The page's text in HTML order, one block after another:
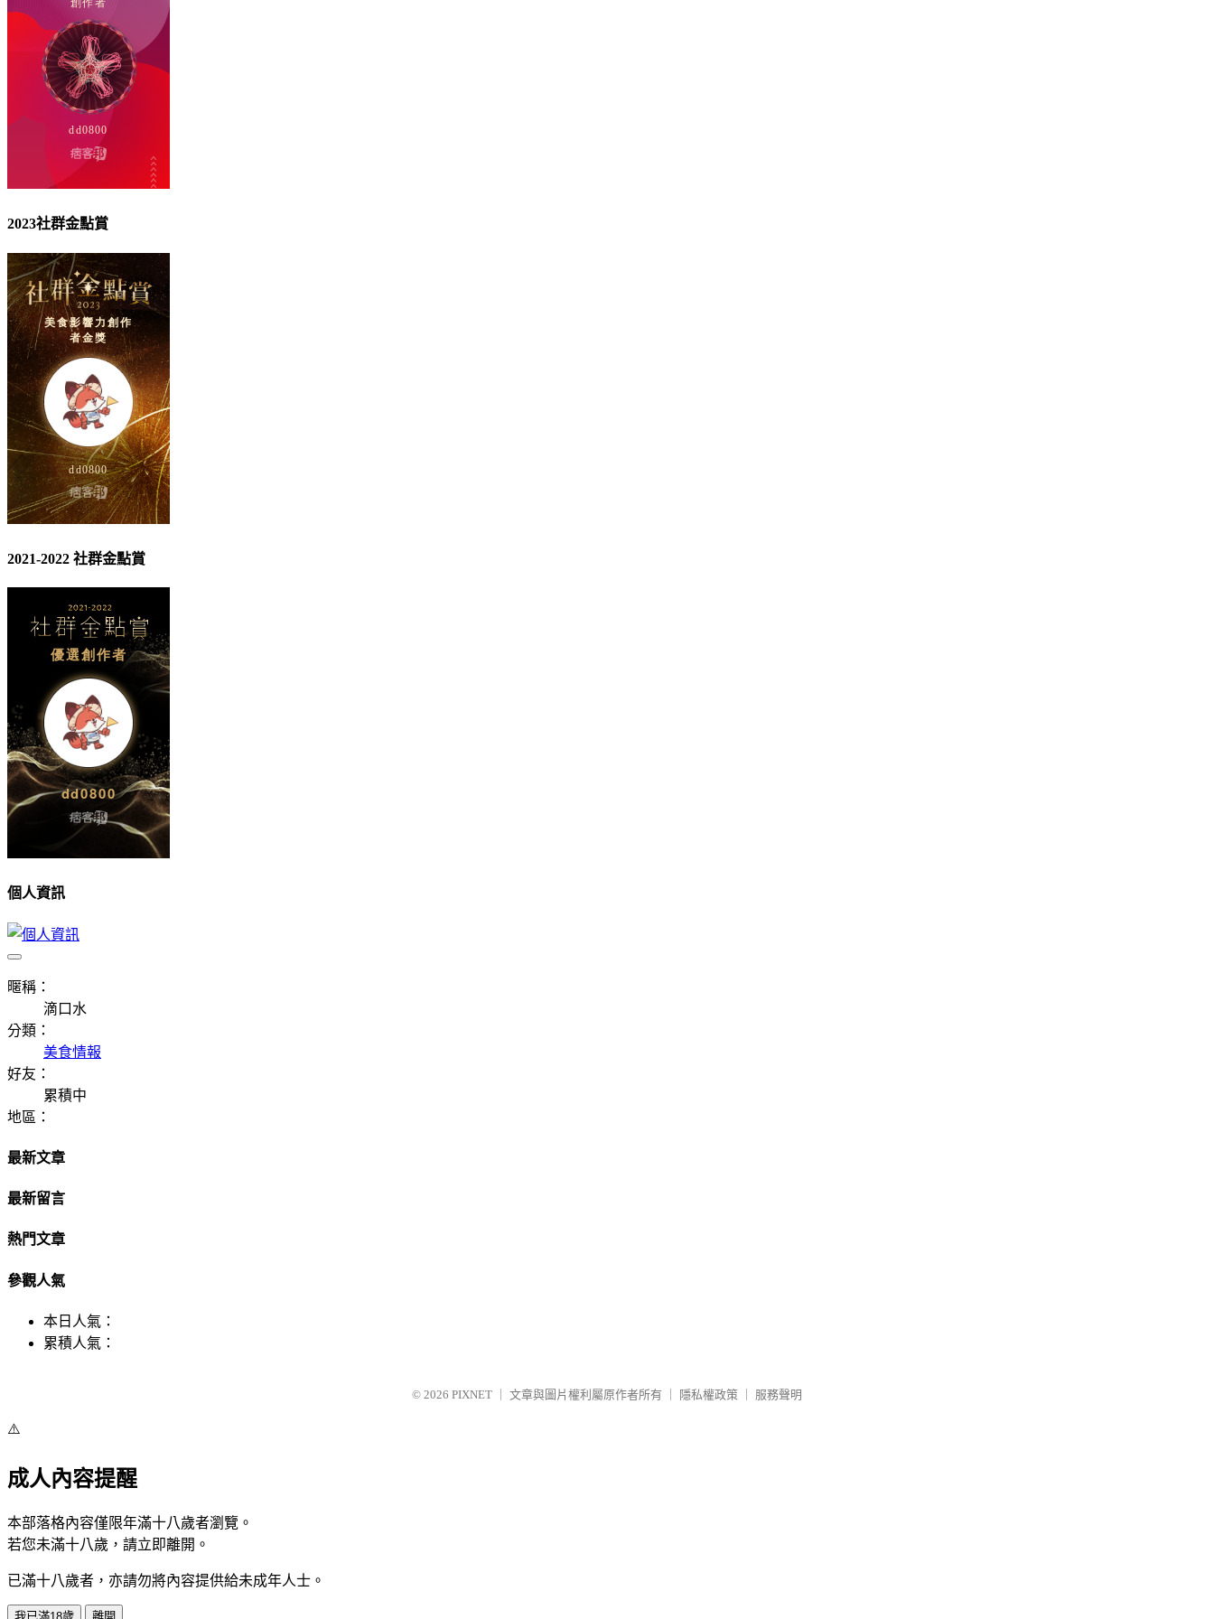
2023社群金點賞
2021-2022 社群金點賞
個人資訊
暱稱：
滴口水
分類：
美食情報
好友：
累積中
地區：
最新文章
最新留言
熱門文章
參觀人氣
本日人氣：
累積人氣：
© 2026 PIXNET 文章與圖片權利屬原作者所有 隱私權政策 服務聲明
⚠️
成人內容提醒
本部落格內容僅限年滿十八歲者瀏覽。
若您未滿十八歲，請立即離開。
已滿十八歲者，亦請勿將內容提供給未成年人士。